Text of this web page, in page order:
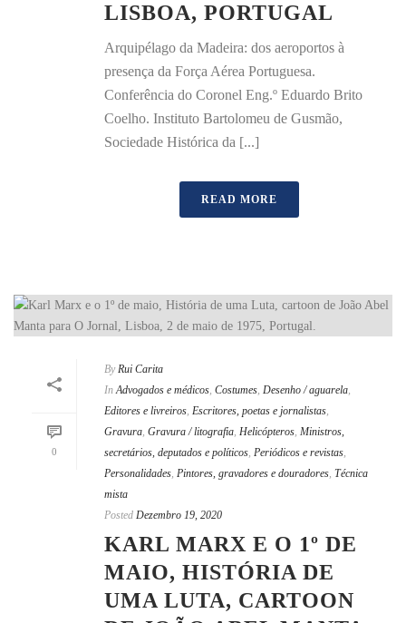
LISBOA, PORTUGAL
Arquipélago da Madeira: dos aeroportos à
presença da Força Aérea Portuguesa.
Conferência do Coronel Eng.º Eduardo Brito
Coelho. Instituto Bartolomeu de Gusmão,
Sociedade Histórica da [...]
READ MORE
0
By Rui Carita
In Advogados e médicos, Costumes, Desenho / aguarela,
Editores e livreiros, Escritores, poetas e jornalistas,
Gravura, Gravura / litografia, Helicópteros, Ministros,
secretários, deputados e políticos, Periódicos e revistas,
Personalidades, Pintores, gravadores e douradores, Técnica
mista
Posted Dezembro 19, 2020
KARL MARX E O 1º DE
MAIO, HISTÓRIA DE
UMA LUTA, CARTOON